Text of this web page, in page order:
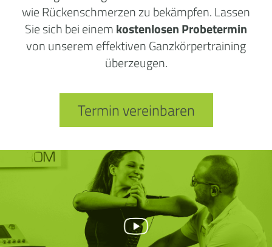
wie Rückenschmerzen zu bekämpfen. Lassen
Sie sich bei einemkostenlosen Probetermin
von unserem effektiven Ganzkörpertraining
überzeugen.
Termin vereinbaren